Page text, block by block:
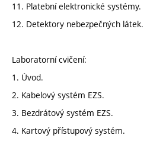
11. Platební elektronické systémy.
12. Detektory nebezpečných látek.
Laboratorní cvičení:
1. Úvod.
2. Kabelový systém EZS.
3. Bezdrátový systém EZS.
4. Kartový přístupový systém.